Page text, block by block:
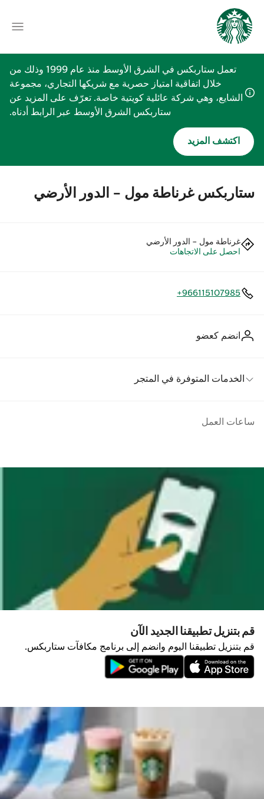
تعمل ستاربكس في الشرق الأوسط منذ عام 1999 وذلك من
خلال اتفاقية امتياز حصرية مع شريكها التجاري، مجموعة
الشايع، وهي شركة عائلية كويتية خاصة. تعرّف على المزيد عن
ستاربكس الشرق الأوسط عبر الرابط أدناه.
اكتشف المزيد
ستاربكس غرناطة مول - الدور الأرضي
غرناطة مول - الدور الأرضي
احصل على الاتجاهات
+966115107985
انضم كعضو
الخدمات المتوفرة في المتجر
ساعات العمل
قم بتنزيل تطبيقنا الجديد الآن
قم بتنزيل تطبيقنا اليوم وانضم إلى برنامج مكافآت ستاربكس.